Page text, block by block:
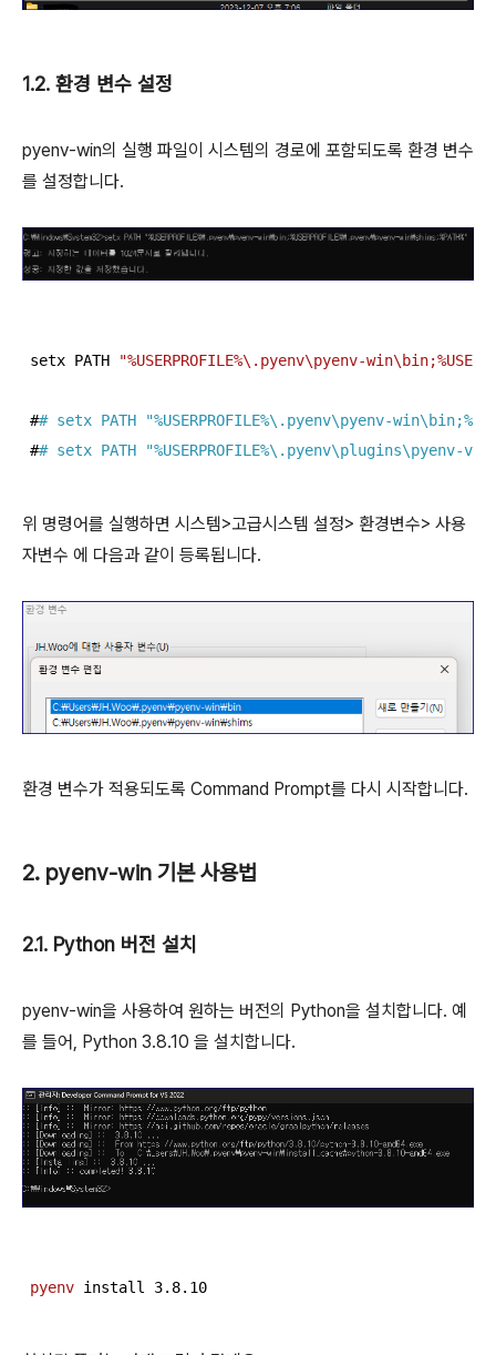
1.2. 환경 변수 설정
pyenv-win의 실행 파일이 시스템의 경로에 포함되도록 환경 변수
를 설정합니다.
setx PATH "%USERPROFILE%\.pyenv\pyenv-
## setx PATH
"%USERPROFILE%\.pyenv\pyenv-
## setx PATH "%USERPROFILE%\.pyenv\plugins\pyenv-
위 명령어를 실행하면 시스템>고급시스템 설정> 환경변수> 사용
자변수 에 다음과 같이 등록됩니다.
환경 변수가 적용되도록 Command Prompt를 다시 시작합니다.
2. pyenv-win 기본 사용법
2.1. Python 버전 설치
pyenv-win을 사용하여 원하는 버전의 Python을 설치합니다. 예
를 들어, Python 3.8.10 을 설치합니다.
pyenv install 3. 8. 10